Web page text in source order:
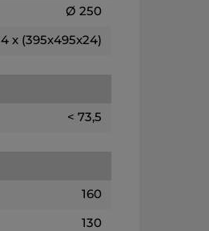
Ø 250
4 x (395x495x24)
< 73,5
160
130